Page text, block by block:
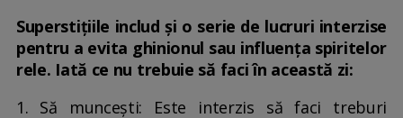
Superstițiile includ și o serie de lucruri interzise
pentru a evita ghinionul sau influența spiritelor
rele. Iată ce nu trebuie să faci în această zi:
1. Să muncești: Este interzis să faci treburi